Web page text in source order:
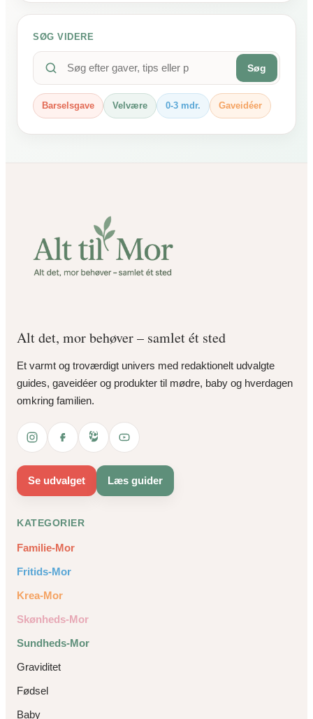
SØG VIDERE
Søg
Barselsgave Velvære 0-3 mdr. Gaveidéer
Alt det, mor behøver – samlet ét sted
Et varmt og troværdigt univers med redaktionelt udvalgte
guides, gaveidéer og produkter til mødre, baby og hverdagen
omkring familien.
Se udvalget Læs guider
KATEGORIER
Familie-Mor
Fritids-Mor
Krea-Mor
Skønheds-Mor
Sundheds-Mor
Graviditet
Fødsel
Baby